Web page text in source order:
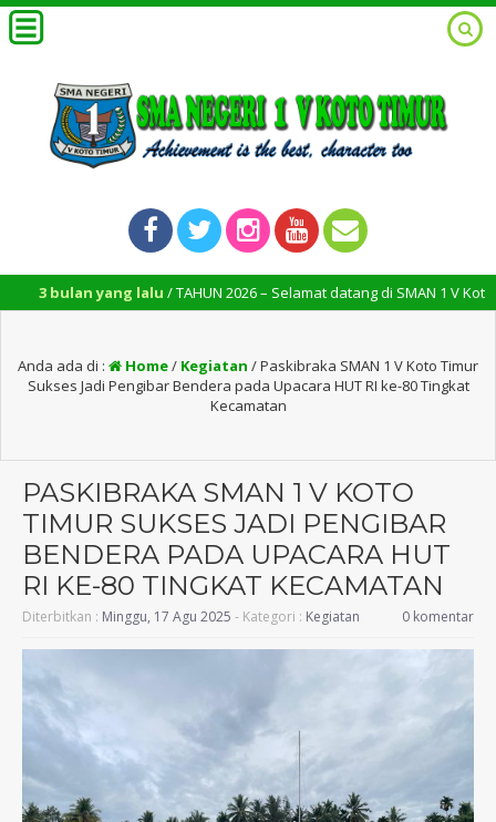
yang lalu/ TAHUN 2026 – Selamat datang di SMAN 1 V Koto
Anda ada di : Home/ Kegiatan /Paskibraka SMAN 1 V Koto Timur
Sukses Jadi Pengibar Bendera pada Upacara HUT RI ke-80 Tingkat
Kecamatan
PASKIBRAKA SMAN 1 V KOTO
TIMUR SUKSES JADI PENGIBAR
BENDERA PADA UPACARA HUT
RI KE-80 TINGKAT KECAMATAN
Diterbitkan : Minggu, 17 Agu 2025 - Kategori : Kegiatan 0 komentar